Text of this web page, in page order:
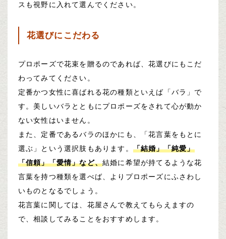
スも視野に入れて選んでください。
花選びにこだわる
プロポーズで花束を贈るのであれば、花選びにもこだ
わってみてください。
定番かつ女性に喜ばれる花の種類といえば「バラ」で
す。美しいバラとともにプロポーズをされて心が動か
ない女性はいません。
また、定番であるバラのほかにも、「花言葉をもとに
選ぶ」という選択肢もあります。 「結婚」「純愛」
「信頼」「愛情」など、結婚に希望が持てるような花
言葉を持つ種類を選べば、よりプロポーズにふさわし
いものとなるでしょう。
花言葉に関しては、花屋さんで教えてもらえますの
で、相談してみることをおすすめします。